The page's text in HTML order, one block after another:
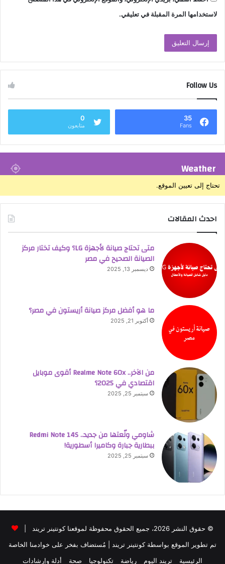
لاستخدامها المرة المقبلة في تعليقي.
Follow Us
35
Fans
0
متابعون
Weather
تحتاج إلى تعيين الموقع.
احدث المقالات
متى تحتاج صيانة لأجهزة LG؟ وكيف تختار مركز
الصيانة الصحيح في مصر
ديسمبر 13, 2025
ما هو أفضل مركز صيانة أريستون في مصر؟
أكتوبر 21, 2025
من الآخر.. Realme Note 60x أقوى موبايل
اقتصادي في 2025؟
سبتمبر 25, 2025
شاومي ولّعتها من جديد.. Redmi Note 14S
ببطارية جبارة وكاميرا أسطورية!
سبتمبر 25, 2025
© حقوق النشر 2026، جميع الحقوق محفوظة لموقعنا كونتينر تريند |
تم تطوير الموقع بواسطةكونتينر تريند
| مُستضاف بفخر على خوادمنا الخاصة
الرئيسية
تريند اليوم رياضة تكنولوجيا صحة أدلة وإرشادات